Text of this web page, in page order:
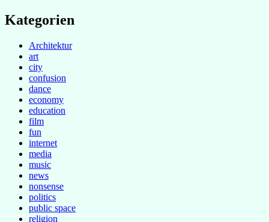
Kategorien
Architektur
art
city
confusion
dance
economy
education
film
fun
internet
media
music
news
nonsense
politics
public space
religion